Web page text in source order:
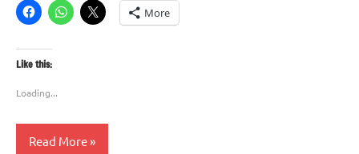
More
Like this:
Loading...
Read More